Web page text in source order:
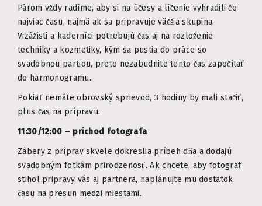
Párom vždy radíme, aby si na účesy a líčenie vyhradili čo
najviac času, najmä ak sa pripravuje väčšia skupina.
Vizážisti a kaderníci potrebujú čas aj na rozloženie
techniky a kozmetiky, kým sa pustia do práce so
svadobnou partiou, preto nezabudnite tento čas započítať
do harmonogramu.
Pokiaľ nemáte obrovský sprievod, 3 hodiny by mali stačiť,
plus čas na prípravu.
11:30/12:00 – príchod fotografa
Zábery z príprav skvele dokreslia príbeh dňa a dodajú
svadobným fotkám prirodzenosť. Ak chcete, aby fotograf
stihol pripravy vás aj partnera, naplánujte mu dostatok
času na presun medzi miestami.